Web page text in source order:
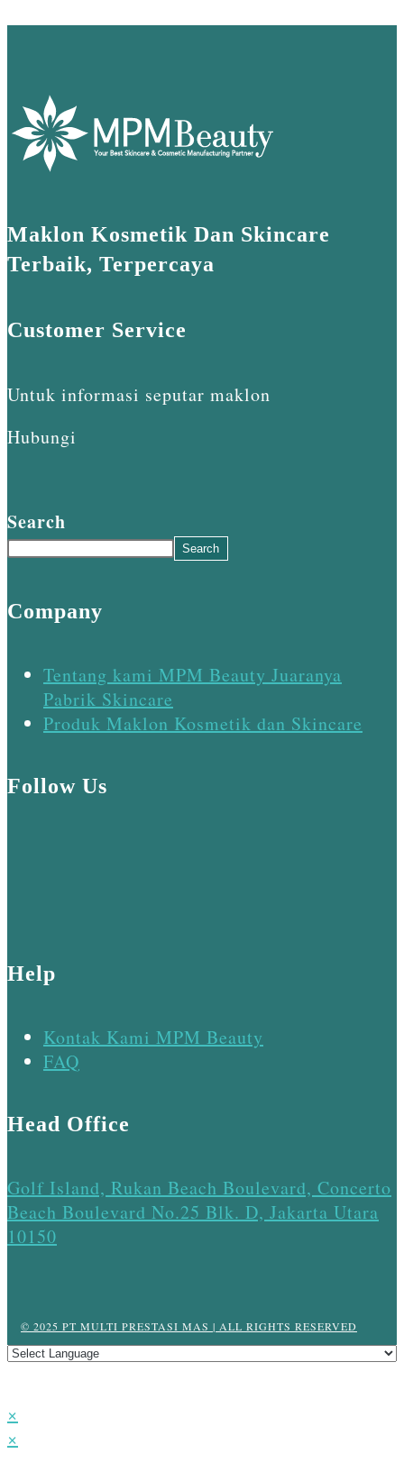
Maklon Kosmetik Dan Skincare
Terbaik, Terpercaya
Customer Service
Untuk informasi seputar maklon
Hubungi
Search
Search
Company
Tentang kami MPM Beauty Juaranya
Pabrik Skincare
Produk Maklon Kosmetik dan Skincare
Follow Us
Help
Kontak Kami MPM Beauty
FAQ
Head Office
Golf Island, Rukan Beach Boulevard, Concerto
Beach Boulevard No.25 Blk. D, Jakarta Utara
10150
© 2025 PT MULTI PRESTASI MAS | ALL RIGHTS RESERVED
×
×